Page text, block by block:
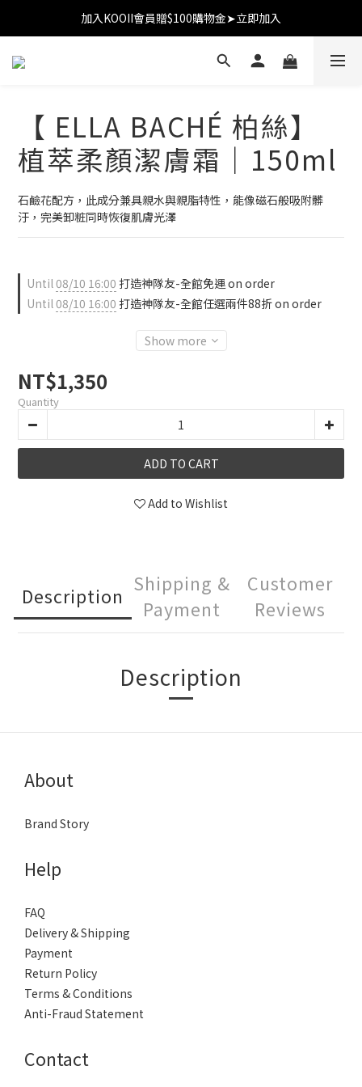
加入KOOII會員贈$100購物金➤立即加入
加入KOOII會員贈$100購物金➤立即加入
全館$3,000免運
【 ELLA BACHÉ 柏絲】
植萃柔顏潔膚霜｜150ml
石鹼花配方，此成分兼具親水與親脂特性，能像磁石般吸附髒
汙，完美卸粧同時恢復肌膚光澤
Until08/10 16:00 打造神隊友-全館免運 on order
Until08/10 16:00 打造神隊友-全館任選兩件88折 on order
Show more
NT$1,350
Quantity
ADD TO CART
Add to Wishlist
Description
Shipping &
Payment
Customer
Reviews
Description
About
Brand Story
Help
FAQ
Delivery & Shipping
Payment
Return Policy
Terms & Conditions
Anti-Fraud Statement
Contact